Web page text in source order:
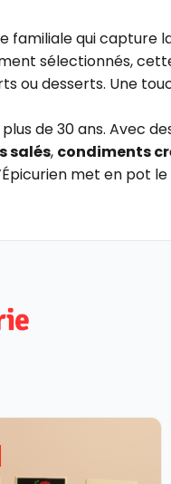
familiale qui capture
sélectionnés,
ou desserts. Une
de 30 ans. Avec
salés, condiments
met en pot